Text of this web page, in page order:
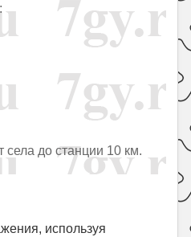
села до станции 10 км.
используя